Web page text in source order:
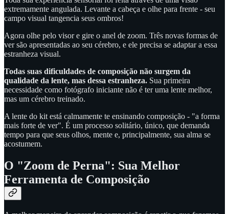
extremamente angulada. Levante a cabeça e olhe para frente - seu
campo visual tangencia seus ombros!
Agora olhe pelo visor e gire o anel de zoom. Três novas formas de
ver são apresentadas ao seu cérebro, e ele precisa se adaptar a essa
estranheza visual.
Todas suas dificuldades de composição não surgem da
qualidade da lente, mas dessa estranheza. Sua primeira
necessidade como fotógrafo iniciante não é ter uma lente melhor,
mas um cérebro treinado.
A lente do kit está calmamente te ensinando composição - "a forma
mais forte de ver". É um processo solitário, único, que demanda
tempo para que seus olhos, mente e, principalmente, sua alma se
acostumem.
O "Zoom de Perna": Sua Melhor
Ferramenta de Composição